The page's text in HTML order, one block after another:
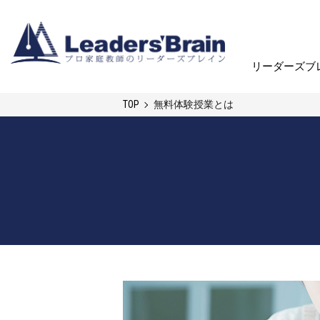
リーダーズ
リーダーズ
TOP 無料体験授業とは